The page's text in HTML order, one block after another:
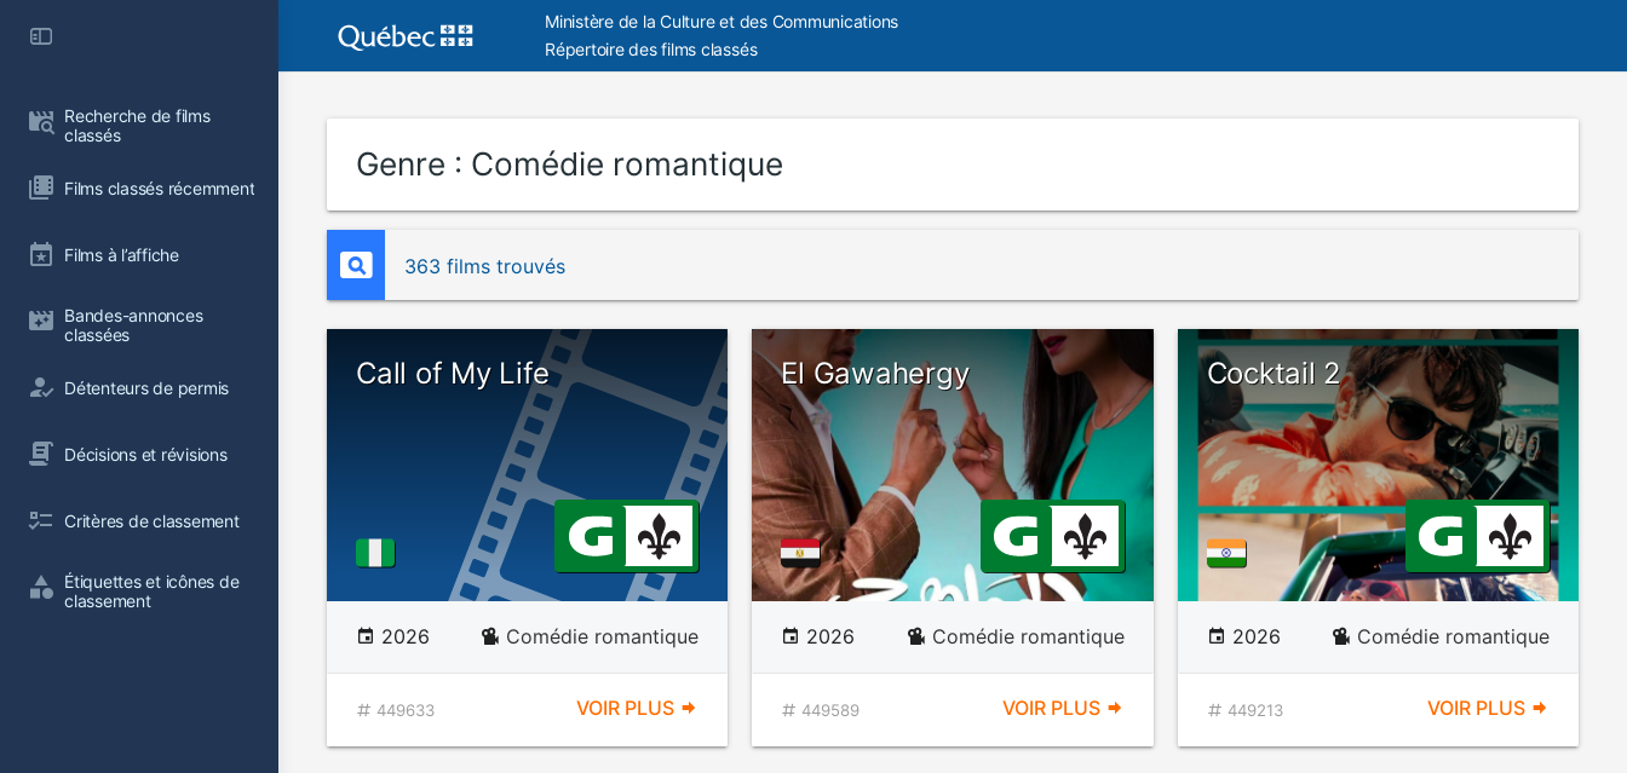
Recherche de films
classés
Films classés récemment
Films à l’affiche
Bandes-annonces
classées
Détenteurs de permis
Décisions et révisions
Critères de classement
Étiquettes et icônes de
classement
Ministère de la Culture et des Communications
Répertoire des films classés
Genre : Comédie romantique
363 films trouvés
Call of My Life
2026 Comédie romantique
449633 VOIR PLUS
El Gawahergy
2026 Comédie romantique
449589 VOIR PLUS
Cocktail 2
2026 Comédie romantique
449213 VOIR PLUS